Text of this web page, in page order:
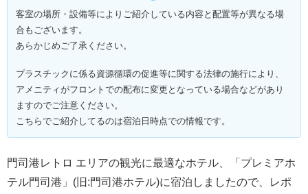
客室の場所・設備等によりご紹介している内容と配置等が異なる場
合もございます。
あらかじめご了承ください。
プラスチックに係る資源循環の促進等に関する法律の施行により、
アメニティがフロントでの配布に変更となっている場合などがあり
ますのでご注意ください。
こちらでご紹介してるのは宿泊日時点での情報です。
門司港レトロ エリアの観光に最適なホテル、「プレミアホ
テル門司港」(旧:門司港ホテル)に宿泊しましたので、レポ